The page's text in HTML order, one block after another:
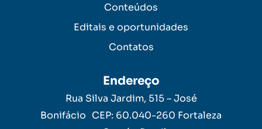
Conteúdos
Editais e oportunidades
Contatos
Endereço
Rua Silva Jardim, 515 – José
Bonifácio CEP: 60.040-260 Fortaleza